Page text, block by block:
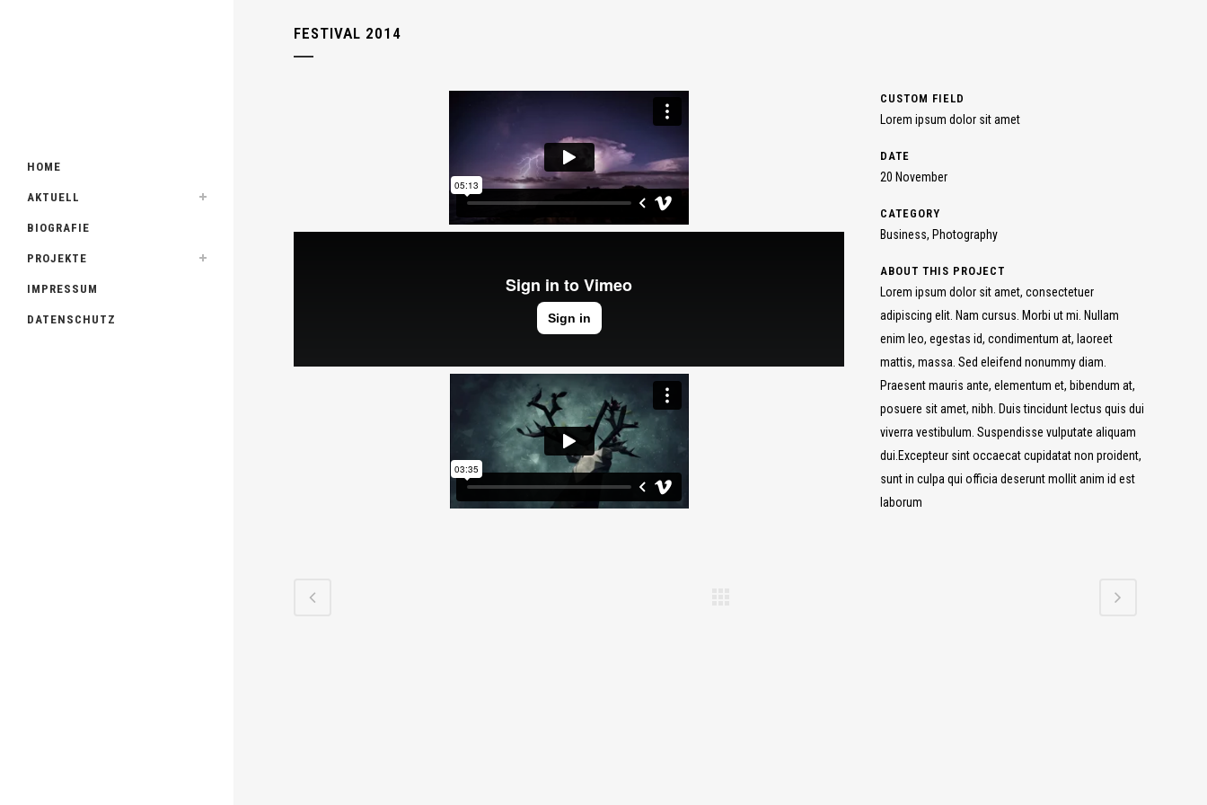
HOME
AKTUELL
BIOGRAFIE
PROJEKTE
IMPRESSUM
DATENSCHUTZ
FESTIVAL 2014
CUSTOM FIELD
Lorem ipsum dolor sit amet
DATE
20 November
CATEGORY
Business, Photography
ABOUT THIS PROJECT
Lorem ipsum dolor sit amet, consectetuer
adipiscing elit. Nam cursus. Morbi ut mi. Nullam
enim leo, egestas id, condimentum at, laoreet
mattis, massa. Sed eleifend nonummy diam.
Praesent mauris ante, elementum et, bibendum at,
posuere sit amet, nibh. Duis tincidunt lectus quis dui
viverra vestibulum. Suspendisse vulputate aliquam
dui.Excepteur sint occaecat cupidatat non proident,
sunt in culpa qui officia deserunt mollit anim id est
laborum